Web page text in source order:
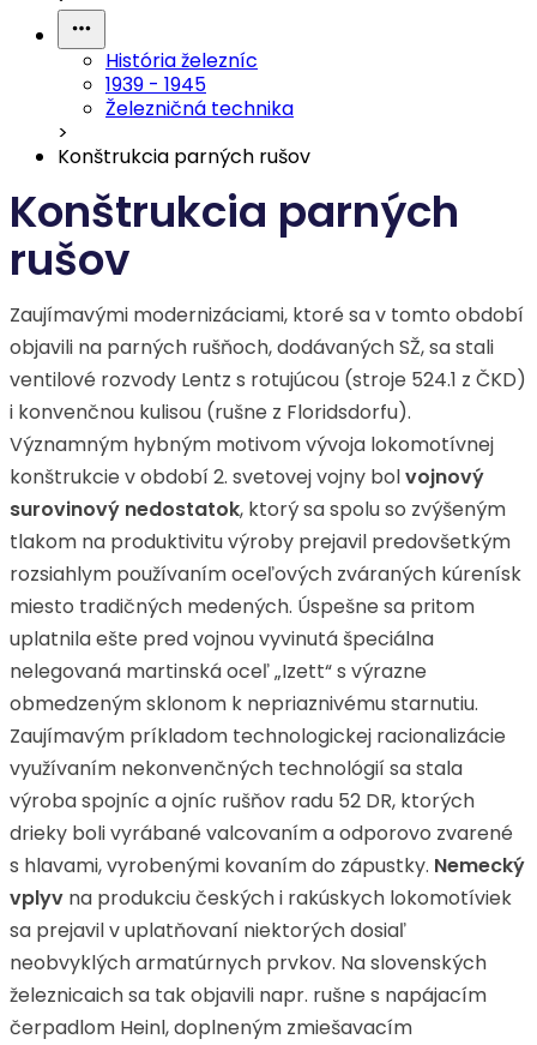
História železníc
1939 - 1945
Železničná technika
>
Konštrukcia parných rušov
Konštrukcia parných
rušov
Zaujímavými modernizáciami, ktoré sa v tomto období
objavili na parných rušňoch, dodávaných SŽ, sa stali
ventilové rozvody Lentz s rotujúcou (stroje 524.1 z ČKD)
i konvenčnou kulisou (rušne z Floridsdorfu).
Významným hybným motivom vývoja lokomotívnej
konštrukcie v období 2. svetovej vojny bolvojnový
surovinový nedostatok, ktorý sa spolu so zvýšeným
tlakom na produktivitu výroby prejavil predovšetkým
rozsiahlym používaním oceľových zváraných kúrenísk
miesto tradičných medených. Úspešne sa pritom
uplatnila ešte pred vojnou vyvinutá špeciálna
nelegovaná martinská oceľ „Izett“ s výrazne
obmedzeným sklonom k nepriaznivému starnutiu.
Zaujímavým príkladom technologickej racionalizácie
využívaním nekonvenčných technológií sa stala
výroba spojníc a ojníc rušňov radu 52 DR, ktorých
drieky boli vyrábané valcovaním a odporovo zvarené
s hlavami, vyrobenými kovaním do zápustky. Nemecký
vplyv na produkciu českých i rakúskych lokomotíviek
sa prejavil v uplatňovaní niektorých dosiaľ
neobvyklých armatúrnych prvkov. Na slovenských
železnicaich sa tak objavili napr. rušne s napájacím
čerpadlom Heinl, doplneným zmiešavacím